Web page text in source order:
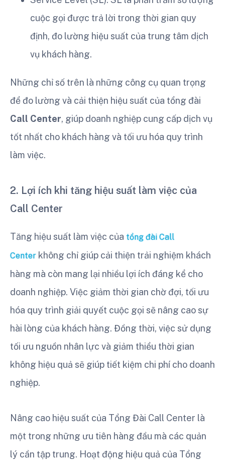
cuộc gọi được trả lời trong thời gian quy
định, đo lường hiệu suất của trung tâm dịch
vụ khách hàng.
Những chỉ số trên là những công cụ quan trọng
để đo lường và cải thiện hiệu suất của tổng đài
Call Center, giúp doanh nghiệp cung cấp dịch vụ
tốt nhất cho khách hàng và tối ưu hóa quy trình
làm việc.
2. Lợi ích khi tăng hiệu suất làm việc của
Call Center
Tăng hiệu suất làm việc của tổng đài Call
Center không chỉ giúp cải thiện trải nghiệm khách
hàng mà còn mang lại nhiều lợi ích đáng kể cho
doanh nghiệp. Việc giảm thời gian chờ đợi, tối ưu
hóa quy trình giải quyết cuộc gọi sẽ nâng cao sự
hài lòng của khách hàng. Đồng thời, việc sử dụng
tối ưu nguồn nhân lực và giảm thiểu thời gian
không hiệu quả sẽ giúp tiết kiệm chi phí cho doanh
nghiệp.
Nâng cao hiệu suất của Tổng Đài Call Center là
một trong những ưu tiên hàng đầu mà các quản
lý cần tập trung. Hoạt động hiệu quả của Tổng